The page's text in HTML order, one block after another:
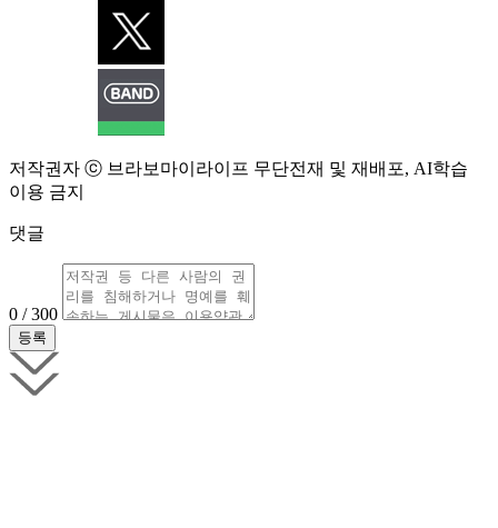
저작권자 ⓒ 브라보마이라이프 무단전재 및 재배포, AI학습
이용 금지
댓글
0 / 300